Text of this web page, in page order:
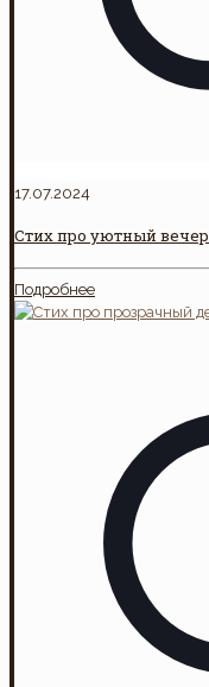
17.07.2024
Стих про уютный вечер
Подробнее